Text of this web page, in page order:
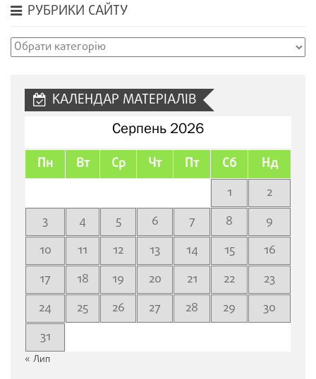
РУБРИКИ САЙТУ
Рубрики
КАЛЕНДАР МАТЕРІАЛІВ
Серпень 2026
Пн Вт Ср Чт Пт Сб Нд
1
2
3
4 5 6 7 8
9
10
11 12 13 14 15
16
17
18 19 20 21 22
23
24
25 26 27 28 29
30
31
« Лип